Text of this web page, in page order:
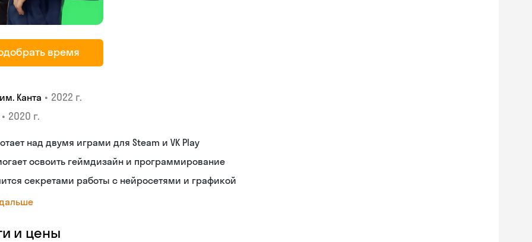
время
Канта • 2022 г.
• 2020 г.
над двумя играми для Steam и VK Play
освоить геймдизайн и программирование
секретами работы с нейросетями и графикой
и цены